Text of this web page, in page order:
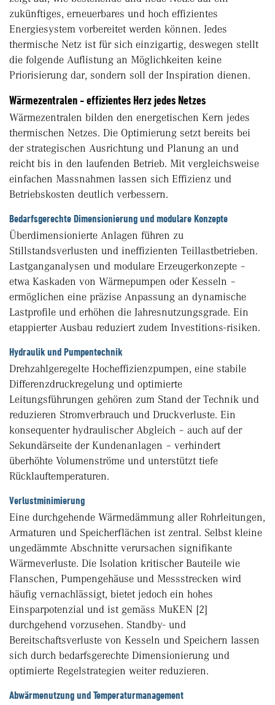
zukünftiges, erneuerbares und hoch effizientes
Energiesystem vorbereitet werden können. Jedes
thermische Netz ist für sich einzigartig, deswegen stellt
die folgende Auflistung an Möglichkeiten keine
Priorisierung dar, sondern soll der Inspiration dienen.
Wärmezentralen - effizientes Herz jedes Netzes
Wärmezentralen bilden den energetischen Kern jedes
thermischen Netzes. Die Optimierung setzt bereits bei
der strategischen Ausrichtung und Planung an und
reicht bis in den laufenden Betrieb. Mit vergleichsweise
einfachen Massnahmen lassen sich Effizienz und
Betriebskosten deutlich verbessern.
Bedarfsgerechte Dimensionierung und modulare Konzepte
Überdimensionierte Anlagen führen zu
Stillstandsverlusten und ineffizienten Teillastbetrieben.
Lastganganalysen und modulare Erzeugerkonzepte –
etwa Kaskaden von Wärmepumpen oder Kesseln –
ermöglichen eine präzise Anpassung an dynamische
Lastprofile und erhöhen die Jahresnutzungsgrade. Ein
etappierter Ausbau reduziert zudem Investitions-risiken.
Hydraulik und Pumpentechnik
Drehzahlgeregelte Hocheffizienzpumpen, eine stabile
Differenzdruckregelung und optimierte
Leitungsführungen gehören zum Stand der Technik und
reduzieren Stromverbrauch und Druckverluste. Ein
konsequenter hydraulischer Abgleich – auch auf der
Sekundärseite der Kundenanlagen – verhindert
überhöhte Volumenströme und unterstützt tiefe
Rücklauftemperaturen.
Verlustminimierung
Eine durchgehende Wärmedämmung aller Rohrleitungen,
Armaturen und Speicherflächen ist zentral. Selbst kleine
ungedämmte Abschnitte verursachen signifikante
Wärmeverluste. Die Isolation kritischer Bauteile wie
Flanschen, Pumpengehäuse und Messstrecken wird
häufig vernachlässigt, bietet jedoch ein hohes
Einsparpotenzial und ist gemäss MuKEN [2]
durchgehend vorzusehen. Standby- und
Bereitschaftsverluste von Kesseln und Speichern lassen
sich durch bedarfsgerechte Dimensionierung und
optimierte Regelstrategien weiter reduzieren.
Abwärmenutzung und Temperaturmanagement